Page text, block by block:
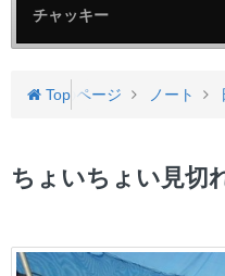
チャッキー
Top
ーさんのページ ノート
ちょいちょい見切